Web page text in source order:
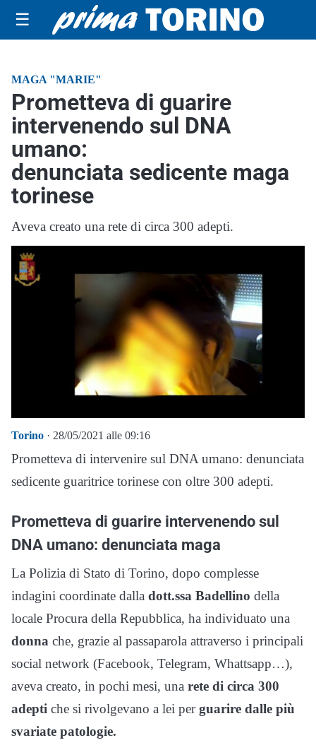
☰
MAGA "MARIE"
Prometteva di guarire
intervenendo sul DNA
umano:
denunciata sedicente maga
torinese
Aveva creato una rete di circa 300 adepti.
Torino · 28/05/2021 alle 09:16
Prometteva di intervenire sul DNA umano: denunciata
sedicente guaritrice torinese con oltre 300 adepti.
Prometteva di guarire intervenendo sul
DNA umano: denunciata maga
La Polizia di Stato di Torino, dopo complesse
indagini coordinate dalla dott.ssa Badellino della
locale Procura della Repubblica, ha individuato una
donna che, grazie al passaparola attraverso i principali
social network (Facebook, Telegram, Whattsapp…),
aveva creato, in pochi mesi, una rete di circa 300
adepti che si rivolgevano a lei perguarire dalle più
svariate patologie.